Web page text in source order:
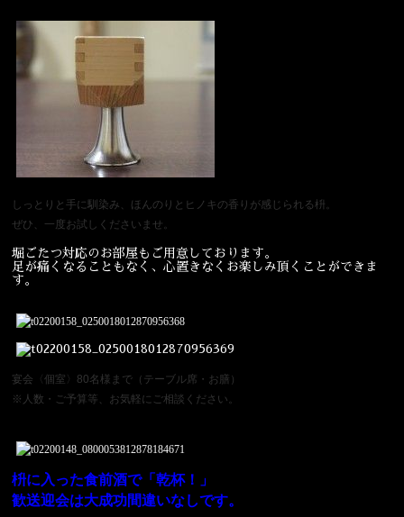
しっとりと手に馴染み、ほんのりとヒノキの香りが感じられる枡。
ぜひ、一度お試しくださいませ。
堀ごたつ対応のお部屋もご用意しております。
足が痛くなることもなく、心置きなくお楽しみ頂くことができま
す。
宴会〈個室〉80名様まで（テーブル席・お膳）
※人数・ご予算等、お気軽にご相談ください。
枡に入った食前酒で「乾杯！」
歓送迎会は大成功間違いなしです。